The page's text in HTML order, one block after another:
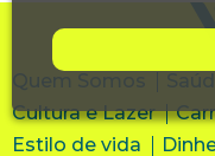
Quem Somos
Cultura e Lazer
Estilo de vida